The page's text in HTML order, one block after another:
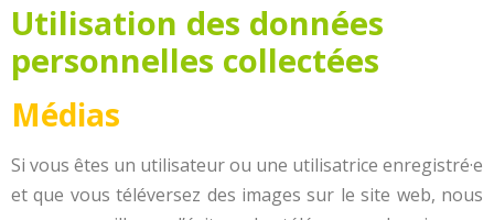
Utilisation des données
personnelles collectées
Médias
Si vous êtes un utilisateur ou une utilisatrice enregistré·e
et que vous téléversez des images sur le site web, nous